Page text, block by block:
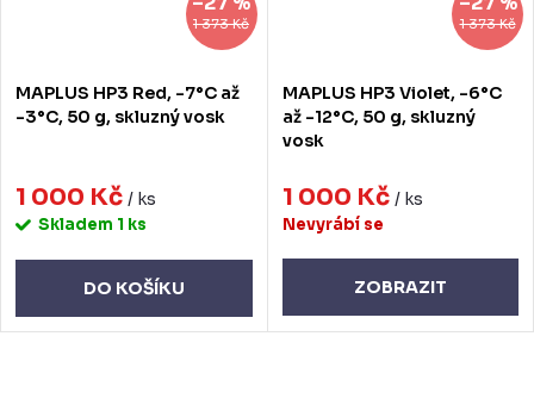
1 373 Kč
MAPLUS HP3 Red, -7°C až
-3°C, 50 g, skluzný vosk
1 000 Kč / ks
Skladem 1 ks
DO KOŠÍKU
1 373 Kč
MAPLUS HP3 Violet, -6°C
až -12°C, 50 g, skluzný
vosk
1 000 Kč / ks
Nevyrábí se
ZOBRAZIT